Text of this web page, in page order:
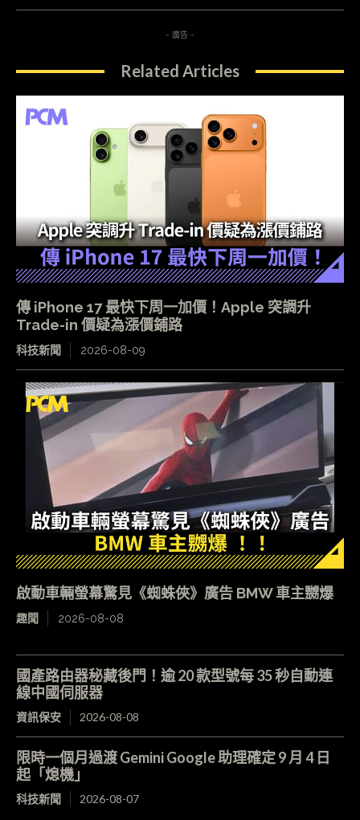
- 廣告 -
Related Articles
傳 iPhone 17 最快下周一加價！Apple 突調升
Trade-in 價疑為漲價鋪路
科技新聞 2026-08-09
啟動車輛螢幕驚見《蜘蛛俠》廣告 BMW 車主嬲爆
趣聞 2026-08-08
國產路由器秘藏後門！逾 20 款型號每 35 秒自動連
線中國伺服器
資訊保安 2026-08-08
限時一個月過渡 Gemini Google 助理確定 9 月 4 日
起「熄機」
科技新聞 2026-08-07